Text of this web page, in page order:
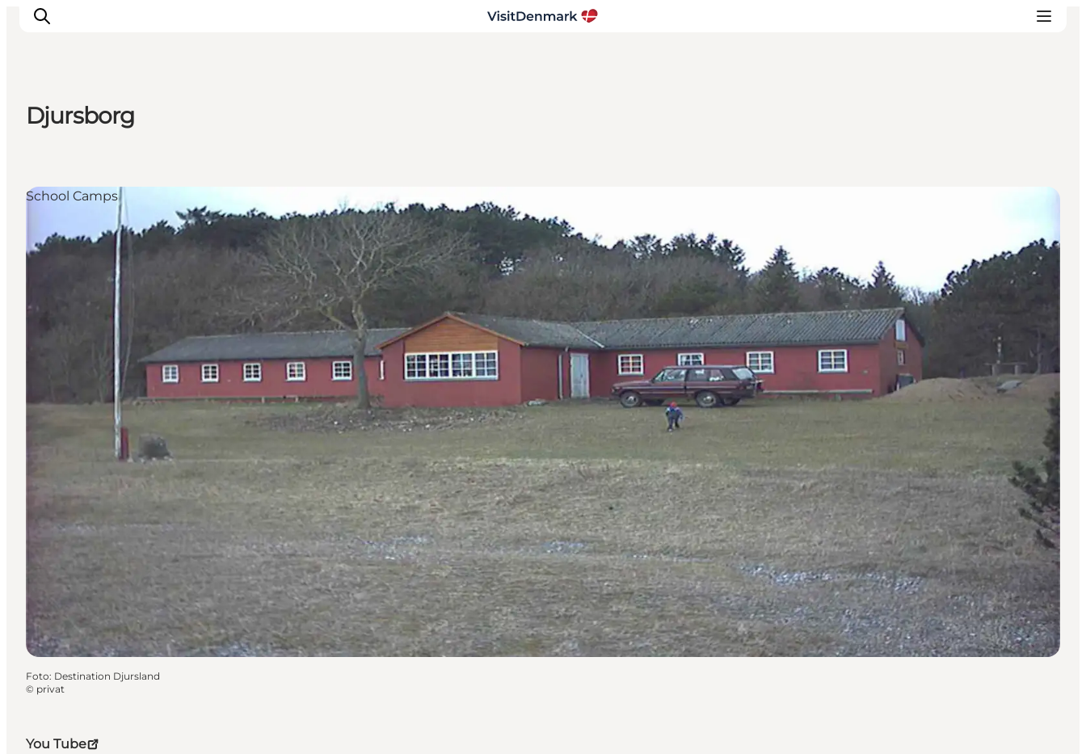
Wat te doen
Accommodaties
Plan je reis
Djursborg
You Tube
School Camps
Foto: Destination Djursland
© privat